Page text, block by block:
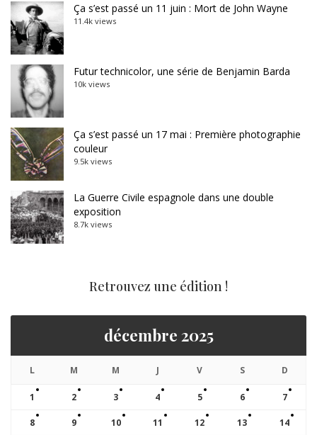
Ça s’est passé un 11 juin : Mort de John Wayne
11.4k views
Futur technicolor, une série de Benjamin Barda
10k views
Ça s’est passé un 17 mai : Première photographie
couleur
9.5k views
La Guerre Civile espagnole dans une double
exposition
8.7k views
Retrouvez une édition !
décembre 2025
L M M J V S D
1 2 3 4 5 6 7
8 9 10 11 12 13 14